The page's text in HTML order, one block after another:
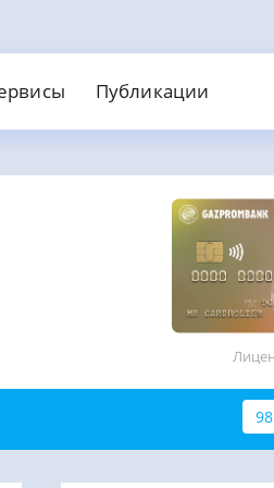
Без кредитной истории
Без
На
Публикации